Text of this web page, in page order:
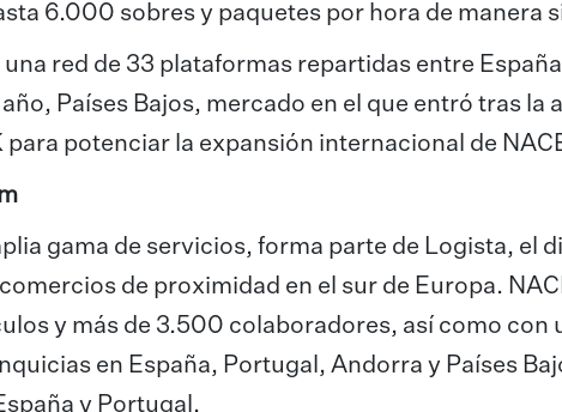
6.000 sobres y paquetes por hora de manera
red de 33 plataformas repartidas entre
Países Bajos, mercado en el que entró tras la
para potenciar la expansión internacional de
gama de servicios, forma parte de Logista, el
de proximidad en el sur de Europa.
y más de 3.500 colaboradores, así como con
en España, Portugal, Andorra y Países
y Portugal.